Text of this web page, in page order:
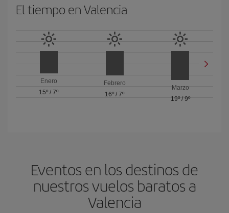
El tiempo en Valencia
Enero
15º /7º
Febrero
16º / 7º
Marzo
19º/ 9º
Eventos en los destinos de
nuestros vuelos baratos a
Valencia